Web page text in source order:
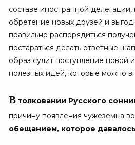
составе иностранной делегации,
обретение новых друзей и
правильно распорядиться
постараться делать ответные
образ сулит поступление новой
полезных идей, которые можно
В толковании Русского
причину появления чужеземца
обещанием, которое